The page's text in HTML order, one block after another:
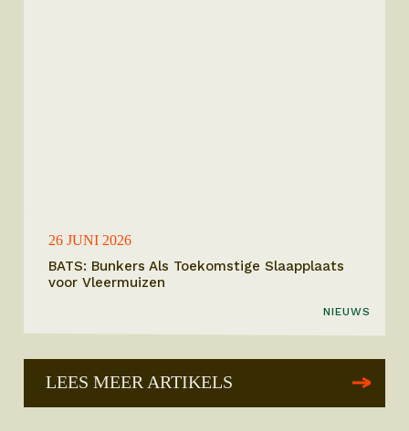
26 JUNI 2026
BATS: Bunkers Als Toekomstige Slaapplaats
voor Vleermuizen
NIEUWS
LEES MEER ARTIKELS